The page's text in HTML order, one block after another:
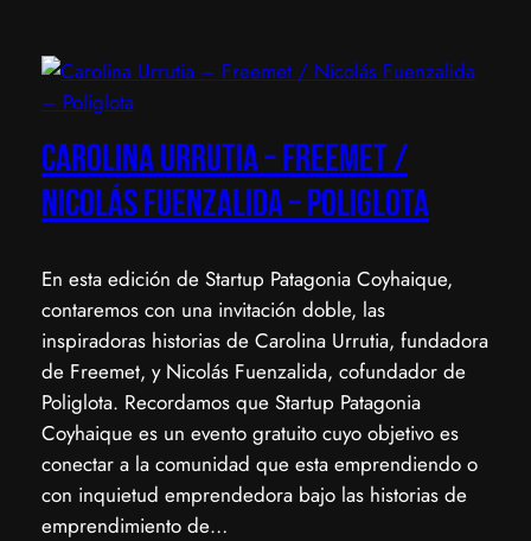
Carolina Urrutia – Freemet /
Nicolás Fuenzalida – Poliglota
En esta edición de Startup Patagonia Coyhaique,
contaremos con una invitación doble, las
inspiradoras historias de Carolina Urrutia, fundadora
de Freemet, y Nicolás Fuenzalida, cofundador de
Poliglota. ​Recordamos que Startup Patagonia
Coyhaique es un evento gratuito cuyo objetivo es
conectar a la comunidad que esta emprendiendo o
con inquietud emprendedora bajo las historias de
emprendimiento de…